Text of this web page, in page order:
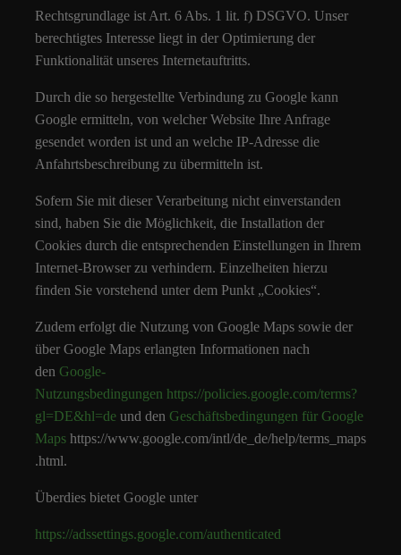
Rechtsgrundlage ist Art. 6 Abs. 1 lit. f) DSGVO. Unser
berechtigtes Interesse liegt in der Optimierung der
Funktionalität unseres Internetauftritts.
Durch die so hergestellte Verbindung zu Google kann
Google ermitteln, von welcher Website Ihre Anfrage
gesendet worden ist und an welche IP-Adresse die
Anfahrtsbeschreibung zu übermitteln ist.
Sofern Sie mit dieser Verarbeitung nicht einverstanden
sind, haben Sie die Möglichkeit, die Installation der
Cookies durch die entsprechenden Einstellungen in Ihrem
Internet-Browser zu verhindern. Einzelheiten hierzu
finden Sie vorstehend unter dem Punkt „Cookies“.
Zudem erfolgt die Nutzung von Google Maps sowie der
über Google Maps erlangten Informationen nach
den Google-
Nutzungsbedingungen https://policies.google.com/terms?
gl=DE&hl=de und den Geschäftsbedingungen für Google
Maps https://www.google.com/intl/de_de/help/terms_maps
.html.
Überdies bietet Google unter
https://adssettings.google.com/authenticated